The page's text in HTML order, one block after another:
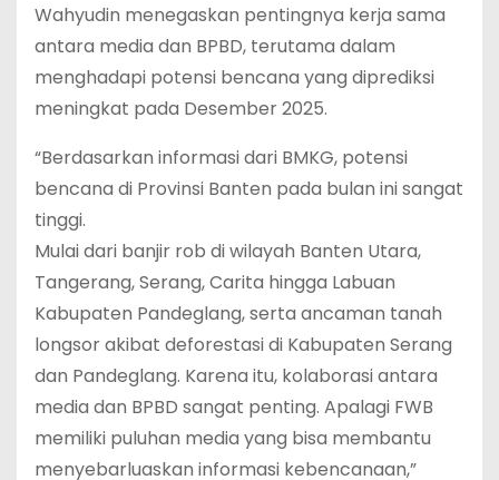
Wahyudin menegaskan pentingnya kerja sama
antara media dan BPBD, terutama dalam
menghadapi potensi bencana yang diprediksi
meningkat pada Desember 2025.
“Berdasarkan informasi dari BMKG, potensi
bencana di Provinsi Banten pada bulan ini sangat
tinggi.
Mulai dari banjir rob di wilayah Banten Utara,
Tangerang, Serang, Carita hingga Labuan
Kabupaten Pandeglang, serta ancaman tanah
longsor akibat deforestasi di Kabupaten Serang
dan Pandeglang. Karena itu, kolaborasi antara
media dan BPBD sangat penting. Apalagi FWB
memiliki puluhan media yang bisa membantu
menyebarluaskan informasi kebencanaan,”